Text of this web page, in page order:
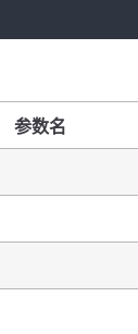
参数名